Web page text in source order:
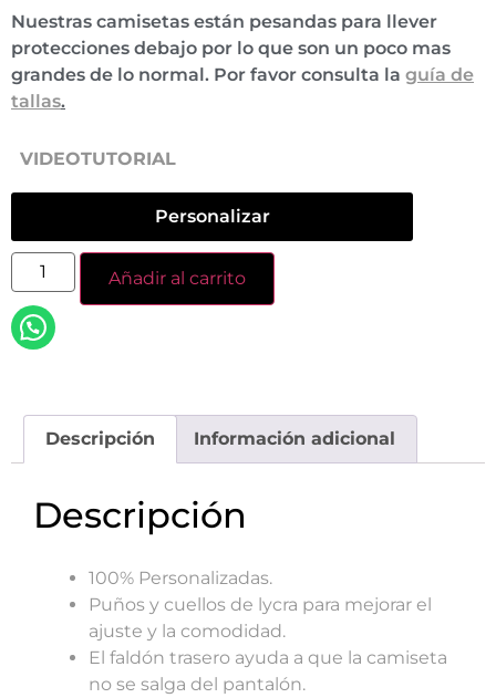
Nuestras camisetas están pesandas para llever
protecciones debajo por lo que son un poco mas
grandes de lo normal. Por favor consulta la guía de
tallas.
VIDEOTUTORIAL
Personalizar
Añadir al carrito
Descripción Información adicional
Descripción
100% Personalizadas.
Puños y cuellos de lycra para mejorar el
ajuste y la comodidad.
El faldón trasero ayuda a que la camiseta
no se salga del pantalón.